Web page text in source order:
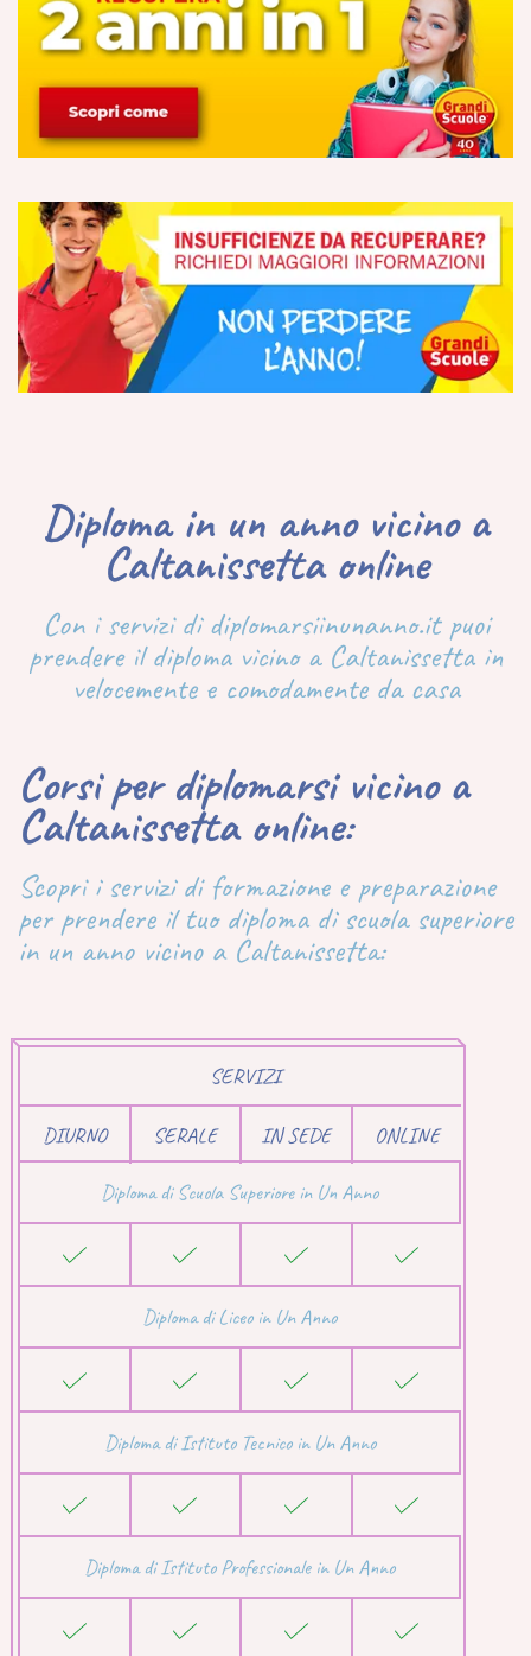
Diploma in un anno vicino a
Caltanissetta online
Con i servizi di diplomarsiinunanno.it puoi
prendere il diploma vicino a Caltanissetta in
velocemente e comodamente da casa
Corsi per diplomarsi vicino a
Caltanissetta online:
Scopri i servizi di formazione e preparazione
per prendere il tuo diploma di scuola superiore
in un anno vicino a Caltanissetta:
SERVIZI
DIURNO SERALE IN SEDE ONLINE
Diploma di Scuola Superiore in Un Anno
Diploma di Liceo in Un Anno
Diploma di Istituto Tecnico in Un Anno
Diploma di Istituto Professionale in Un Anno